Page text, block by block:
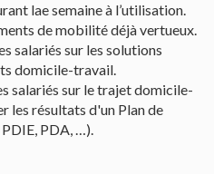
lae semaine à l’utilisation.
de mobilité déjà vertueux.
salariés sur les solutions
domicile-travail.
salariés sur le trajet domicile-
les résultats d'un Plan de
PDA, …).